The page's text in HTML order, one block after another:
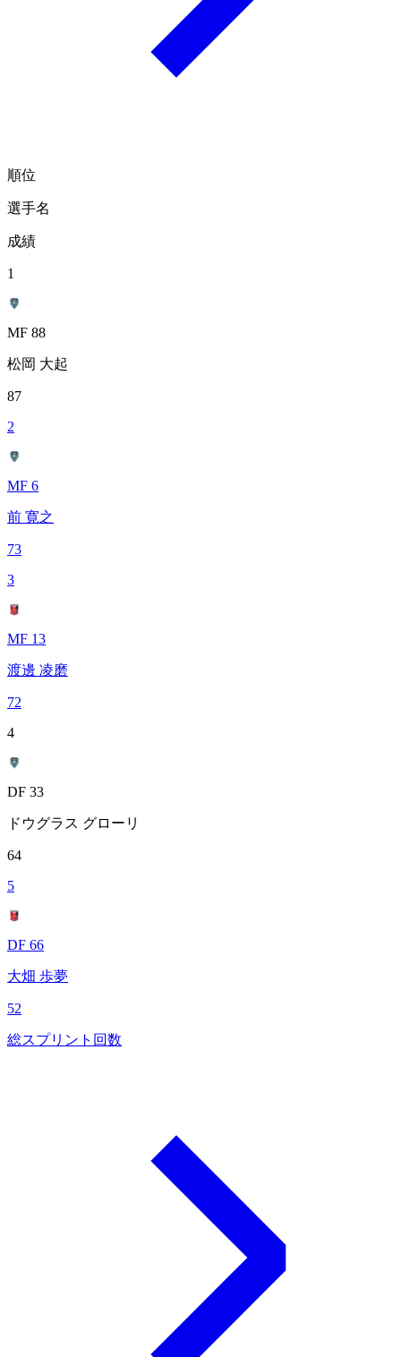
順位
選手名
成績
1
MF 88
松岡 大起
87
2
MF 6
前 寛之
73
3
MF 13
渡邊 凌磨
72
4
DF 33
ドウグラス グローリ
64
5
DF 66
大畑 歩夢
52
総スプリント回数